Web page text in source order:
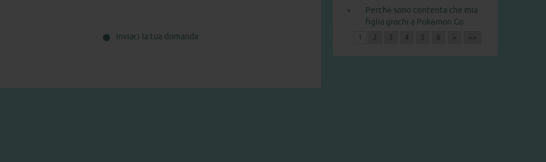
Inviaci la tua domanda
Perché sono contenta che mia
figlia giochi a Pokémon Go
1 2 3 4 5 6 > >>